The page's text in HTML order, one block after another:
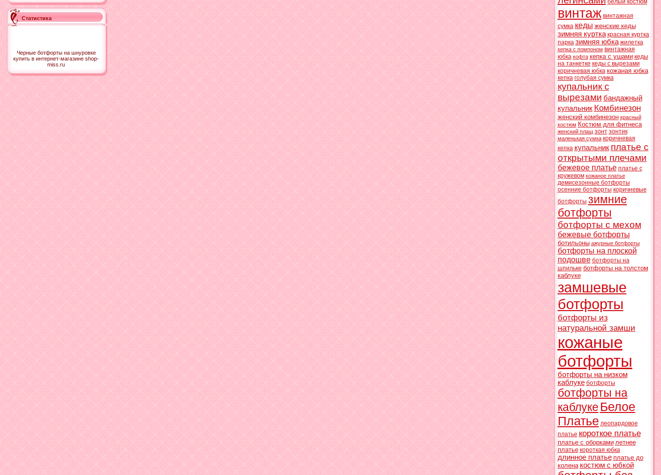
Статистика
Черные ботфорты на шнуровке
купить в интернет-магазине shop-
miss.ru
белый костюм
винтаж винтажная
сумка кеды женские кеды
зимняя куртка красная куртка
парка зимняя юбка жилетка
кепка с помпоном винтажная
юбка кофта кепка с ушами кеды
на танкетке кеды с вырезами
коричневая юбка кожаная юбка
кепка голубая сумка
купальник с
вырезами бандажный
купальник Комбинезон
женский комбинезон красный
костюм Костюм для фитнеса
женский плащ зонт зонтик
маленькая сумка коричневая
кепка купальник платье с
открытыми плечами
бежевое платье платье с
кружевом кожаное платье
демисезонные ботфорты
осенние ботфорты коричневые
ботфорты зимние
ботфорты
ботфорты с мехом
бежевые ботфорты
ботильоны ажурные ботфорты
ботфорты на плоской
подошве ботфорты на
шпильке ботфорты на толстом
каблуке
замшевые
ботфорты
ботфорты из
натуральной замши
кожаные
ботфорты
ботфорты на низком
каблуке ботфорты
ботфорты на
каблуке Белое
Платье леопардовое
платье короткое платье
платье с оборками летнее
платье короткая юбка
длинное платье платье до
колена костюм с юбкой